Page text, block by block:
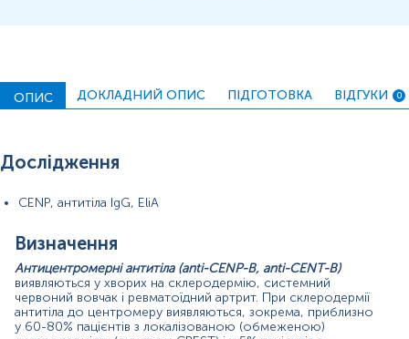
Зміст:
Синоніми
Показання до призначення
Інтерпретація
Діапазон вимірювань
Синоніми
ОПИС ДОКЛАДНИЙ ОПИС ПІДГОТОВКА ВІДГУКИ 0
Дослідження
CENP, антитіла IgG, EliA
Визначення
Антицентромерні антитіла (anti-CENP-B, anti-CENT-B)
виявляються у хворих на склеродермію, системний
червоний вовчак і ревматоїдний артрит. При склеродермії
антитіла до центромеру виявляються, зокрема, приблизно
у 60-80% пацієнтів з локалізованою (обмеженою)